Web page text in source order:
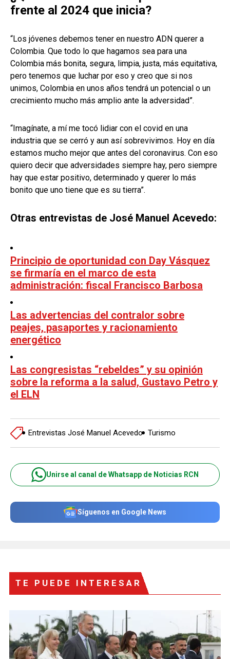
frente al 2024 que inicia?
“Los jóvenes debemos tener en nuestro ADN querer a
Colombia. Que todo lo que hagamos sea para una
Colombia más bonita, segura, limpia, justa, más equitativa,
pero tenemos que luchar por eso y creo que si nos
unimos, Colombia en unos años tendrá un potencial o un
crecimiento mucho más amplio ante la adversidad”.
“Imagínate, a mí me tocó lidiar con el covid en una
industria que se cerró y aun así sobrevivimos. Hoy en día
estamos mucho mejor que antes del coronavirus. Con eso
quiero decir que adversidades siempre hay, pero siempre
hay que estar positivo, determinado y querer lo más
bonito que uno tiene que es su tierra”.
Otras entrevistas de José Manuel Acevedo:
Principio de oportunidad con Day Vásquez
se firmaría en el marco de esta
administración: fiscal Francisco Barbosa
Las advertencias del contralor sobre
peajes, pasaportes y racionamiento
energético
Las congresistas “rebeldes” y su opinión
sobre la reforma a la salud, Gustavo Petro y
el ELN
Entrevistas José Manuel Acevedo Turismo
Unirse al canal de Whatsapp de Noticias RCN
Síguenos en Google News
TE PUEDE INTERESAR